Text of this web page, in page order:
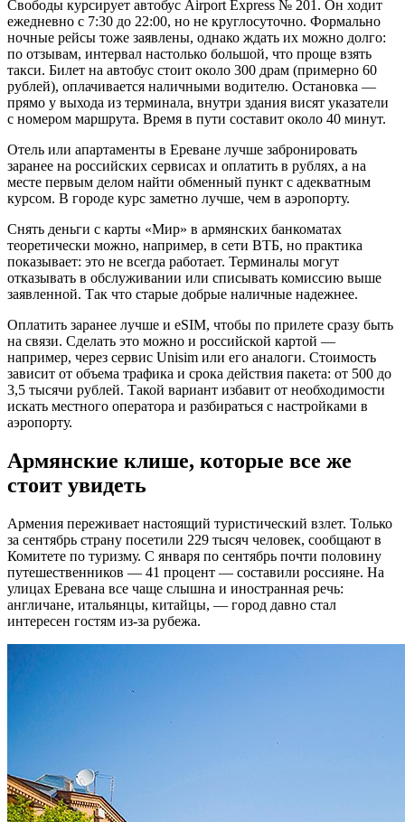
Свободы курсирует автобус Airport Express № 201. Он ходит
ежедневно с 7:30 до 22:00, но не круглосуточно. Формально
ночные рейсы тоже заявлены, однако ждать их можно долго:
по отзывам, интервал настолько большой, что проще взять
такси. Билет на автобус стоит около 300 драм (примерно 60
рублей), оплачивается наличными водителю. Остановка —
прямо у выхода из терминала, внутри здания висят указатели
с номером маршрута. Время в пути составит около 40 минут.
Отель или апартаменты в Ереване лучше забронировать
заранее на российских сервисах и оплатить в рублях, а на
месте первым делом найти обменный пункт с адекватным
курсом. В городе курс заметно лучше, чем в аэропорту.
Снять деньги с карты «Мир» в армянских банкоматах
теоретически можно, например, в сети ВТБ, но практика
показывает: это не всегда работает. Терминалы могут
отказывать в обслуживании или списывать комиссию выше
заявленной. Так что старые добрые наличные надежнее.
Оплатить заранее лучше и eSIM, чтобы по прилете сразу быть
на связи. Сделать это можно и российской картой —
например, через сервис Unisim или его аналоги. Стоимость
зависит от объема трафика и срока действия пакета: от 500 до
3,5 тысячи рублей. Такой вариант избавит от необходимости
искать местного оператора и разбираться с настройками в
аэропорту.
Армянские клише, которые все же
стоит увидеть
Армения переживает настоящий туристический взлет. Только
за сентябрь страну посетили 229 тысяч человек, сообщают в
Комитете по туризму. С января по сентябрь почти половину
путешественников — 41 процент — составили россияне. На
улицах Еревана все чаще слышна и иностранная речь:
англичане, итальянцы, китайцы, — город давно стал
интересен гостям из-за рубежа.